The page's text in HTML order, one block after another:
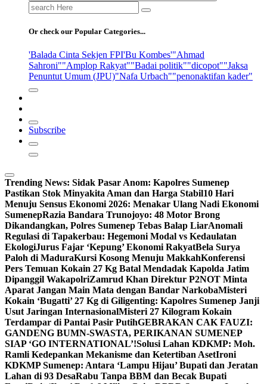
Search
for:
Or check our Popular Categories...
'Balada Cinta Sekjen FPI'Bu Kombes'"Ahmad
Sahroni""Amplop Rakyat""Badai politik""dicopot""Jaksa
Penuntut Umum (JPU)"Nafa Urbach""penonaktifan kader"
Subscribe
Trending News: Sidak Pasar Anom: Kapolres Sumenep
Pastikan Stok Minyakita Aman dan Harga Stabil10 Hari
Menuju Sensus Ekonomi 2026: Menakar Ulang Nadi Ekonomi
SumenepRazia Bandara Trunojoyo: 48 Motor Brong
Dikandangkan, Polres Sumenep Tebas Balap LiarAnomali
Regulasi di Tapakerbau: Hegemoni Modal vs Kedaulatan
EkologiJurus Fajar ‘Kepung’ Ekonomi RakyatBela Surya
Paloh di MaduraKursi Kosong Menuju MakkahKonferensi
Pers Temuan Kokain 27 Kg Batal Mendadak Kapolda Jatim
Dipanggil WakapolriZamrud Khan Direktur P2NOT Minta
Aparat Jangan Main Mata dengan Bandar NarkobaMisteri
Kokain ‘Bugatti’ 27 Kg di Giligenting: Kapolres Sumenep Janji
Usut Jaringan InternasionalMisteri 27 Kilogram Kokain
Terdampar di Pantai Pasir PutihGEBRAKAN CAK FAUZI:
GANDENG BUMN-SWASTA, PERIKANAN SUMENEP
SIAP ‘GO INTERNATIONAL’!Solusi Lahan KDKMP: Moh.
Ramli Kedepankan Mekanisme dan Ketertiban AsetIroni
KDKMP Sumenep: Antara ‘Lampu Hijau’ Bupati dan Jeratan
Lahan di 93 DesaRabu Tanpa BBM dan Becak Bupati